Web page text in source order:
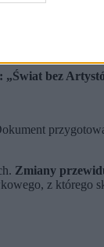
bez
Zmiany
z którego